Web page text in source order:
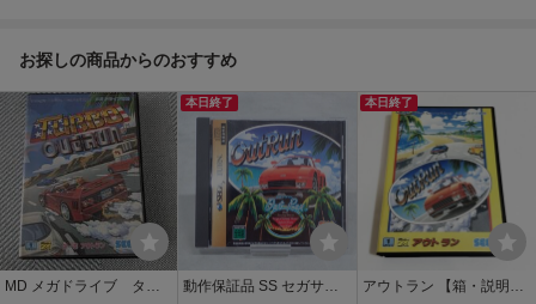
お探しの商品からのおすすめ
MD メガドライブ ター
本日終了
動作保証品 SS セガサタ
本日終了
アウトラン 【箱・説明書